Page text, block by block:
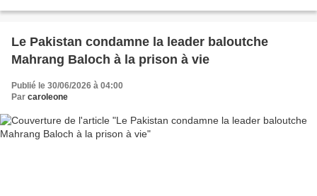
Le Pakistan condamne la leader baloutche
Mahrang Baloch à la prison à vie
Publié le 30/06/2026 à 04:00
Par caroleone